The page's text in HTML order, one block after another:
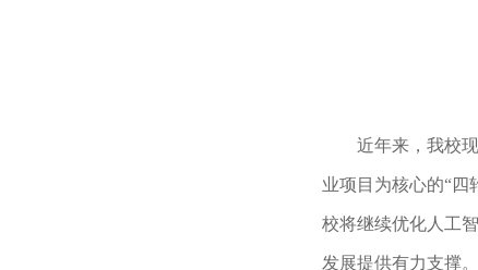
近年来，我校
业项目为核心的“
校将继续优化人工
发展提供有力支撑。